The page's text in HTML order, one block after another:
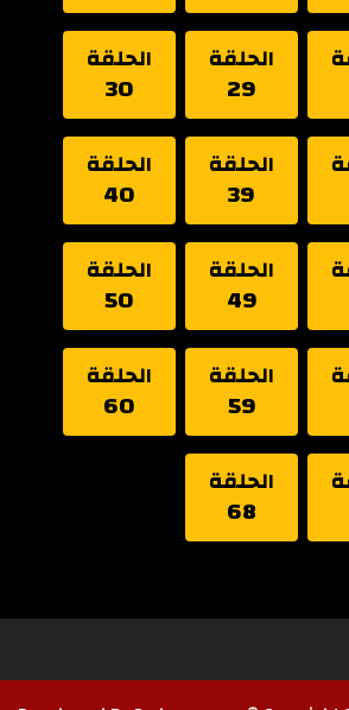
الحلقة
29
الحلقة
30
الحلقة
39
الحلقة
40
الحلقة
49
الحلقة
50
الحلقة
59
الحلقة
60
الحلقة
68